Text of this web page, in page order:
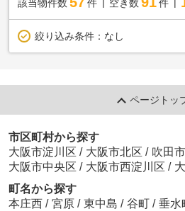
該当物件数 件 空き数 件
絞り込み条件： なし
ページトッ
市区町村から探す
大阪市淀川区 / 大阪市北区 / 吹田市
大阪市中央区 / 大阪市西淀川区 /
町名から探す
本庄西 / 宮原 / 東中島 / 谷町 / 垂水